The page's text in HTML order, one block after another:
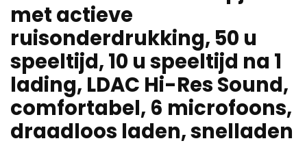
met actieve
ruisonderdrukking, 50 u
speeltijd, 10 u speeltijd na 1
lading, LDAC Hi-Res Sound,
comfortabel, 6 microfoons,
draadloos laden, snelladen